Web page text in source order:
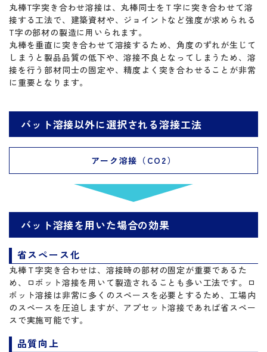
丸棒T字突き合わせ溶接は、丸棒同士をＴ字に突き合わせて溶
接する工法で、建築資材や、ジョイントなど強度が求められる
T字の部材の製造に用いられます。
丸棒を垂直に突き合わせて溶接するため、角度のずれが生じて
しまうと製品品質の低下や、溶接不良となってしまうため、溶
接を行う部材同士の固定や、精度よく突き合わせることが非常
に重要となります。
バット溶接以外に選択される溶接工法
アーク溶接（CO2）
バット溶接を用いた場合の効果
省スペース化
丸棒Ｔ字突き合わせは、溶接時の部材の固定が重要であるた
め、ロボット溶接を用いて製造されることも多い工法です。ロ
ボット溶接は非常に多くのスペースを必要とするため、工場内
のスペースを圧迫しますが、アプセット溶接であれば省スペー
スで実施可能です。
品質向上